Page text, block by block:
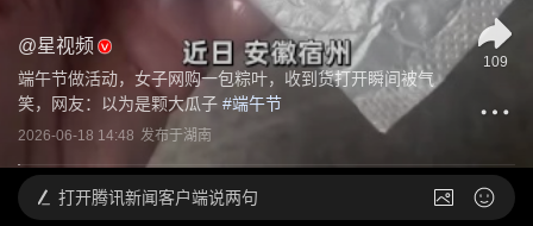
@星视频
端午节做活动，女子网购一包粽叶，收到货打开瞬间被气
笑，网友：以为是颗大瓜子 #端午节
2026-06-18 14:48 发布于湖南
109
打开腾讯新闻客户端说两句